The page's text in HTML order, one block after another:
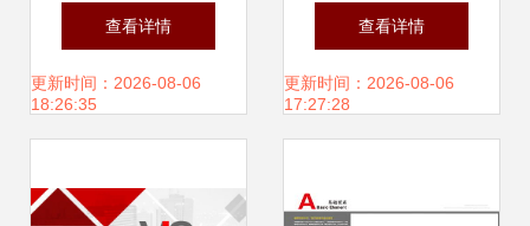
圳主振以企业形象
设计重塑行业边界
查看详情
更新时间：2026-08-06
18:26:35
会VI设计 海洋经济
视觉心法指南
查看详情
更新时间：2026-08-06
17:27:28